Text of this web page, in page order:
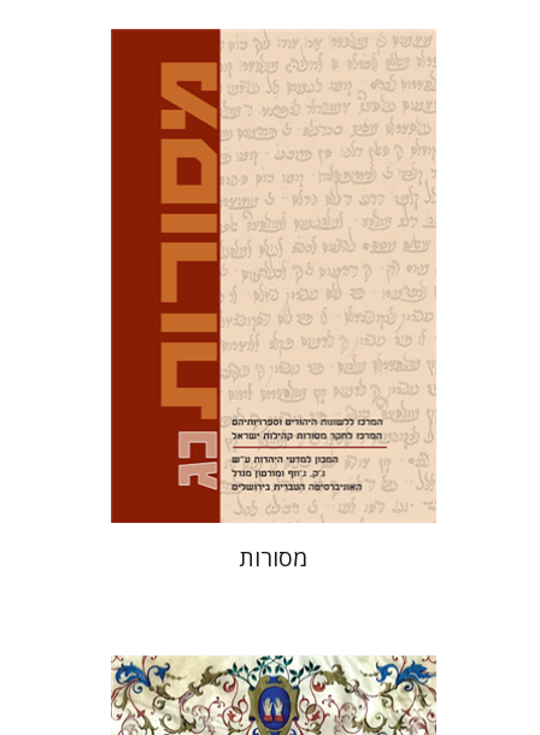
דוד מ' בוניס עפרה תירוש-בקר
הנחת אתר ספר מודפס
$35
$32
מסורות